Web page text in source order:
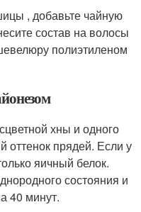
, добавьте чайную
состав на волосы
полиэтиленом
хны и одного
оттенок прядей. Если у
яичный белок.
состояния и
40 минут.